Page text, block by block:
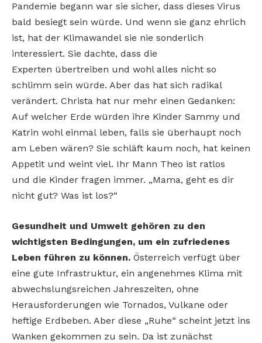
Pandemie begann war sie sicher, dass dieses Virus
bald besiegt sein würde. Und wenn sie ganz ehrlich
ist, hat der Klimawandel sie nie sonderlich
interessiert. Sie dachte, dass die
Experten übertreiben und wohl alles nicht so
schlimm sein würde. Aber das hat sich radikal
verändert. Christa hat nur mehr einen Gedanken:
Auf welcher Erde würden ihre Kinder Sammy und
Katrin wohl einmal leben, falls sie überhaupt noch
am Leben wären? Sie schläft kaum noch, hat keinen
Appetit und weint viel. Ihr Mann Theo ist ratlos
und die Kinder fragen immer. „Mama, geht es dir
nicht gut? Was ist los?“
Gesundheit und Umwelt gehören zu den
wichtigsten Bedingungen, um ein zufriedenes
Leben führen zu können. Österreich verfügt über
eine gute Infrastruktur, ein angenehmes Klima mit
abwechslungsreichen Jahreszeiten, ohne
Herausforderungen wie Tornados, Vulkane oder
heftige Erdbeben. Aber diese „Ruhe“ scheint jetzt ins
Wanken gekommen zu sein. Da ist zunächst